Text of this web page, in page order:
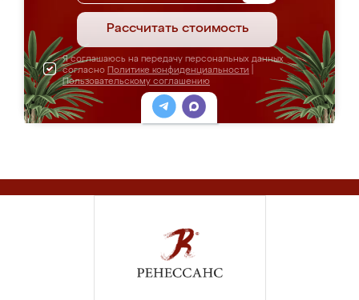
Рассчитать стоимость
Я соглашаюсь на передачу персональных данных
согласно Политике конфиденциальности
Пользовательскому соглашению